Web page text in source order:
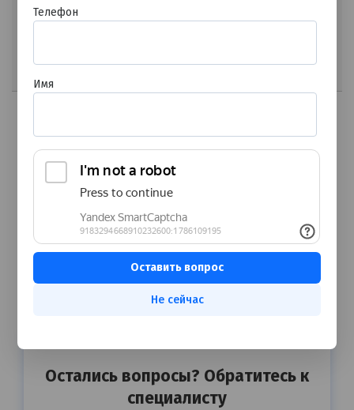
гонадотропин(ХГЧ) 3.
данных в бланке для
Остались вопросы? Обратитесь к
специалисту
Телефон
Имя
Не сейчас